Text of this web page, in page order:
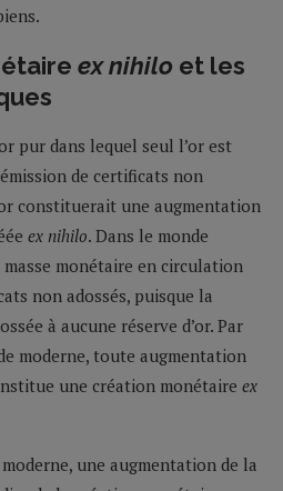
ex nihilo et les
pur dans lequel seul l’or est
de certificats non
constituerait une augmentation
ex nihilo. Dans le monde
monétaire en circulation
non adossés, puisque la
à aucune réserve d’or. Par
moderne, toute augmentation
une création monétaire ex
une augmentation de la